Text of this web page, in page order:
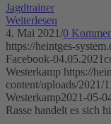
Jagdtrainer
Weiterlesen
4. Mai 2021/0
https://heintges-
Facebook-
Westerkamp https://
content/uploads/2021/
Westerkamp2021-05-
Rasse handelt es sich